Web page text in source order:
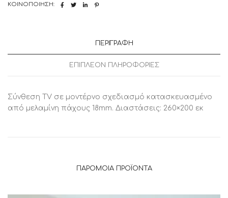
ΚΟΙΝΟΠΟΊΗΣΗ:
ΠΕΡΙΓΡΑΦΉ
ΕΠΙΠΛΈΟΝ ΠΛΗΡΟΦΟΡΊΕΣ
Σύνθεση TV σε μοντέρνο σχεδιασμό κατασκευασμένο
από μελαμίνη πάχους 18mm. Διαστάσεις: 260×200 εκ
ΠΑΡΌΜΟΙΑ ΠΡΟΪΌΝΤΑ